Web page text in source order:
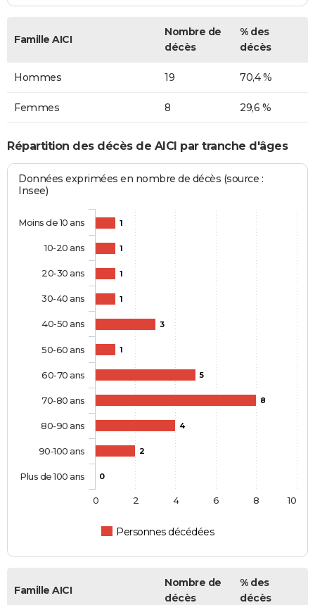
Famille AICI
Nombre de
décès
% des
décès
Hommes 19 70,4 %
Femmes 8 29,6 %
Répartition des décès de AICI par tranche d'âges
Données exprimées en nombre de décès (source :
Insee)
1
1
1
1
3
1
5
8
4
2
0
Personnes décédées
Moins de 10 ans
10-20 ans
20-30 ans
30-40 ans
40-50 ans
50-60 ans
60-70 ans
70-80 ans
80-90 ans
90-100 ans
Plus de 100 ans
0 2 4 6 8 10
Famille AICI
Nombre de
décès
% des
décès